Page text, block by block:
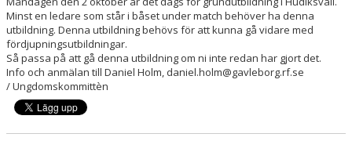
DOKUMENT
OM KLUBBEN
MEDLEMSINFORMATION
FÖRSÄKRING
Minst en ledare som står i båset under match behöver ha denna
utbildning. Denna utbildning behövs för att kunna gå vidare med
fördjupningsutbildningar.
Så passa på att gå denna utbildning om ni inte redan har gjort det.
Info och anmälan till Daniel Holm, daniel.holm@gavleborg.rf.se
/ Ungdomskommittèn